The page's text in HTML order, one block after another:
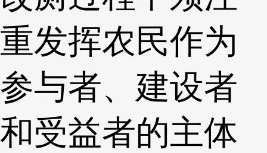
重发挥农民作为
参与者、建设者
和受益者的主体